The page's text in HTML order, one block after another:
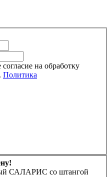
на обработку
Политика
САЛАРИС со штангой